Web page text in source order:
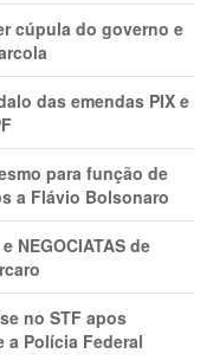
cúpula do governo e
das emendas PIX e
para função de
a Flávio Bolsonaro
NEGOCIATAS de
no STF apos
a Polícia Federal